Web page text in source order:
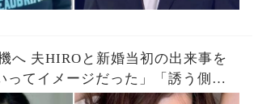
出来事を
ってイメージだった」「誘う側も